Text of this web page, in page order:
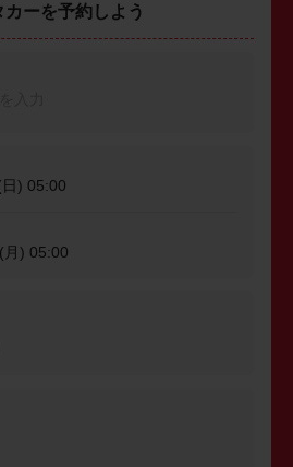
カーを予約しよう
) 05:00
月) 05:00